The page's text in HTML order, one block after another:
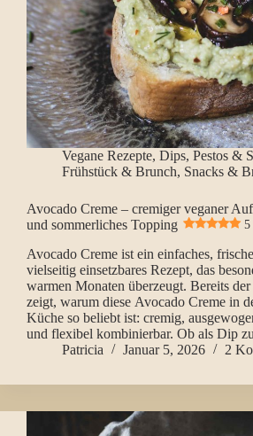
Vegane Rezepte, Dips, Pestos &
Frühstück & Brunch, Snacks &
Avocado Creme – cremiger veganer
und sommerliches Topping
5
Avocado Creme ist ein einfaches,
vielseitig einsetzbares Rezept, das
warmen Monaten überzeugt. Bereits
zeigt, warum diese Avocado Creme in
Küche so beliebt ist: cremig,
und flexibel kombinierbar. Ob als Dip
Patricia
Januar 5, 2026 2